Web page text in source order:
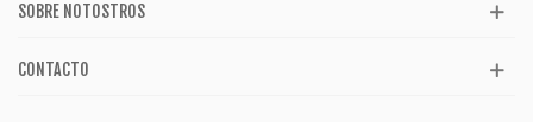
SOBRE NOTOSTROS
CONTACTO